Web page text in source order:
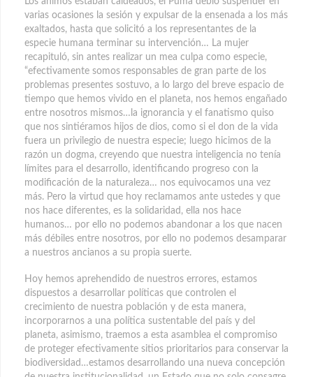
varias ocasiones la sesión y expulsar de la ensenada a los más
exaltados, hasta que solicitó a los representantes de la
especie humana terminar su intervención… La mujer
recapituló, sin antes realizar un mea culpa como especie,
“efectivamente somos responsables de gran parte de los
problemas presentes sostuvo, a lo largo del breve espacio de
tiempo que hemos vivido en el planeta, nos hemos engañado
entre nosotros mismos…la ignorancia y el fanatismo quiso
que nos sintiéramos hijos de dios, como si el don de la vida
fuera un privilegio de nuestra especie; luego hicimos de la
razón un dogma, creyendo que nuestra inteligencia no tenía
límites para el desarrollo, identificando progreso con la
modificación de la naturaleza… nos equivocamos una vez
más. Pero la virtud que hoy reclamamos ante ustedes y que
nos hace diferentes, es la solidaridad, ella nos hace
humanos… por ello no podemos abandonar a los que nacen
más débiles entre nosotros, por ello no podemos desamparar
a nuestros ancianos a su propia suerte.
Hoy hemos aprehendido de nuestros errores, estamos
dispuestos a desarrollar políticas que controlen el
crecimiento de nuestra población y de esta manera,
incorporarnos a una política sustentable del país y del
planeta, asimismo, traemos a esta asamblea el compromiso
de proteger efectivamente sitios prioritarios para conservar la
biodiversidad…estamos desarrollando una nueva concepción